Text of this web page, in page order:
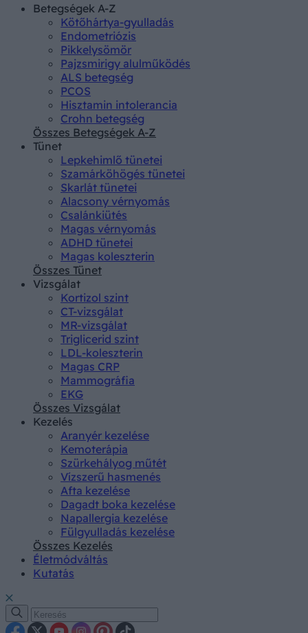
Betegségek A-Z
Kötőhártya-gyulladás
Endometriózis
Pikkelysömör
Pajzsmirigy alulműködés
ALS betegség
PCOS
Hisztamin intolerancia
Crohn betegség
Összes Betegségek A-Z
Tünet
Lepkehimlő tünetei
Szamárköhögés tünetei
Skarlát tünetei
Alacsony vérnyomás
Csalánkiütés
Magas vérnyomás
ADHD tünetei
Magas koleszterin
Összes Tünet
Vizsgálat
Kortizol szint
CT-vizsgálat
MR-vizsgálat
Triglicerid szint
LDL-koleszterin
Magas CRP
Mammográfia
EKG
Összes Vizsgálat
Kezelés
Aranyér kezelése
Kemoterápia
Szürkehályog műtét
Vízszerű hasmenés
Afta kezelése
Dagadt boka kezelése
Napallergia kezelése
Fülgyulladás kezelése
Összes Kezelés
Életmódváltás
Kutatás